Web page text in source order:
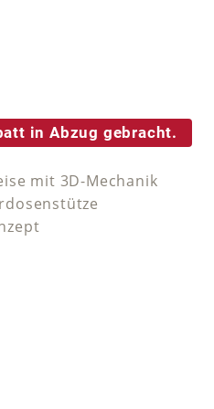
Sternen
in Abzug gebracht.
mit 3D-Mechanik